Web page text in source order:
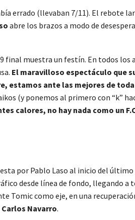
errado (llevaban 7/11). El rebote
abre los brazos a modo de
final muestra un festín. En todos los
El maravilloso espectáculo que
estamos ante las mejores de
(y ponemos al primero con “k”
calores, no hay nada como un
por Pablo Laso al inicio del
desde línea de fondo, llegando a
Tomic como eje, en una
Navarro.